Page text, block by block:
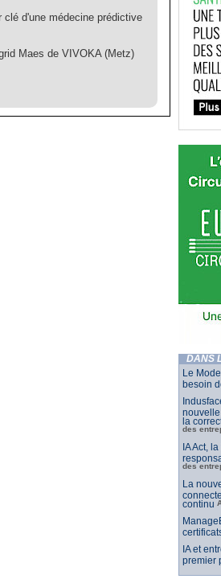
d'une médecine prédictive
Maes de VIVOKA (Metz)
DANS
Le
besoin
la
des
IA Act,
des
La
continu
IA et
premier